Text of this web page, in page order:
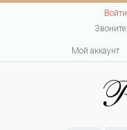
Войти
Мой аккаунт